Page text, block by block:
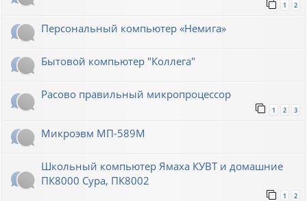
1 2
Персональный компьютер «Немига»
Бытовой компьютер "Коллега"
Расово правильный микропроцессор
1 2 3
Микроэвм МП-589М
Школьный компьютер Ямаха КУВТ и домашние
ПК8000 Сура, ПК8002
1 2